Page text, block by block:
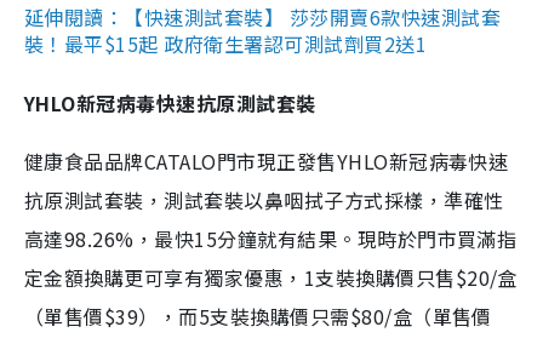
延伸閱讀：【快速測試套裝】 莎莎開賣6款快速測試套
裝！最平$15起 政府衛生署認可測試劑買2送1
YHLO新冠病毒快速抗原測試套裝
健康食品品牌CATALO門市現正發售YHLO新冠病毒快速
抗原測試套裝，測試套裝以鼻咽拭子方式採樣，準確性
高達98.26%，最快15分鐘就有結果。現時於門市買滿指
定金額換購更可享有獨家優惠，1支裝換購價只售$20/盒
（單售價$39），而5支裝換購價只需$80/盒（單售價